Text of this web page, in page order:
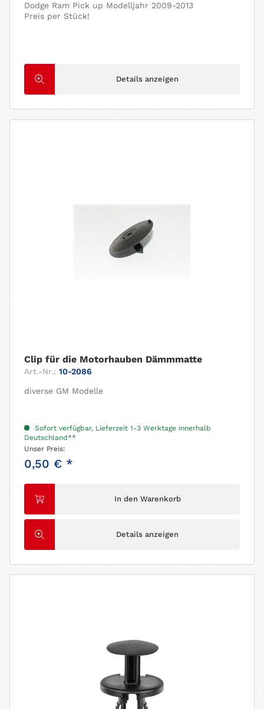
Dodge Ram Pick up Modelljahr 2009-2013
Preis per Stück!
Details anzeigen
Clip für die Motorhauben Dämmmatte
Art.-Nr.: 10-2086
diverse GM Modelle
Sofort verfügbar, Lieferzeit 1-3 Werktage innerhalb
Deutschland**
Unser Preis:
0,50 € *
In den Warenkorb
Details anzeigen